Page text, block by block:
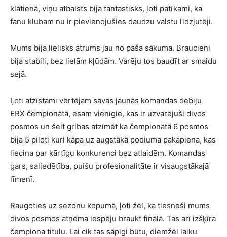
klātienā, viņu atbalsts bija fantastisks, ļoti patīkami, ka
fanu klubam nu ir pievienojušies daudzu valstu līdzjutēji.
Mums bija lielisks ātrums jau no paša sākuma. Braucieni
bija stabili, bez lielām kļūdām. Varēju tos baudīt ar smaidu
sejā.
Ļoti atzīstami vērtējam savas jaunās komandas debiju
ERX čempionātā, esam vienīgie, kas ir uzvarējuši divos
posmos un šeit gribas atzīmēt ka čempionātā 6 posmos
bija 5 piloti kuri kāpa uz augstākā podiuma pakāpiena, kas
liecina par kārtīgu konkurenci bez atlaidēm. Komandas
gars, saliedētība, puišu profesionalitāte ir visaugstākajā
līmenī.
Raugoties uz sezonu kopumā, ļoti žēl, ka tiesneši mums
divos posmos atņēma iespēju braukt finālā. Tas arī izšķīra
čempiona titulu. Lai cik tas sāpīgi būtu, diemžēl laiku